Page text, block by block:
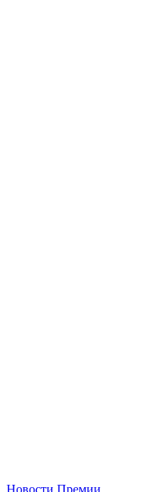
Новости Премии